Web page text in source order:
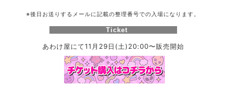
※後日お送りするメールに記載の整理番号での入場になります。
Ticket
あわけ屋にて11月29日(土)20:00〜販売開始